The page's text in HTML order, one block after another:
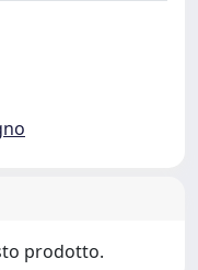
prodotto.